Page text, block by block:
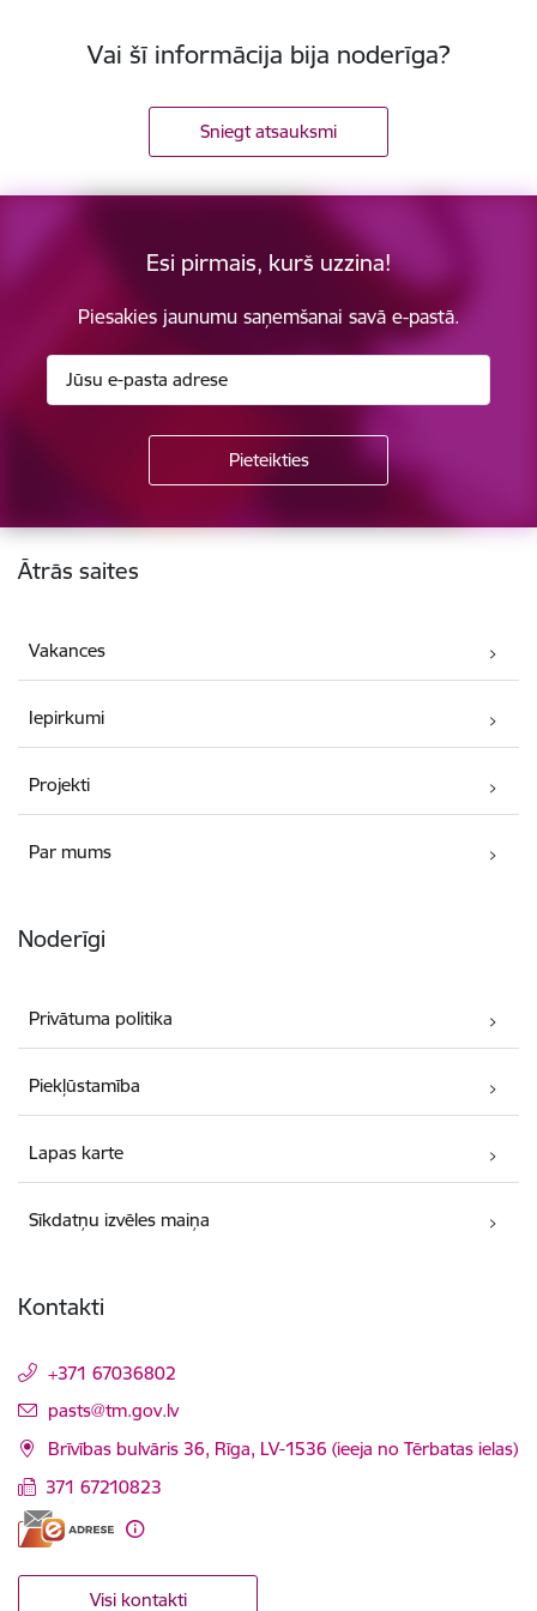
Vai šī informācija bija noderīga?
Sniegt atsauksmi
Esi pirmais, kurš uzzina!
Piesakies jaunumu saņemšanai savā e-pastā.
Kājene
Ātrās saites
Vakances
Iepirkumi
Projekti
Par mums
Noderīgi
Privātuma politika
Piekļūstamība
Lapas karte
Sīkdatņu izvēles maiņa
Kontakti
+371 67036802
E-pasts:
pasts@tm.gov.lv
Brīvības bulvāris 36, Rīga, LV-1536 (ieeja no Tērbatas ielas)
371 67210823
Visi kontakti